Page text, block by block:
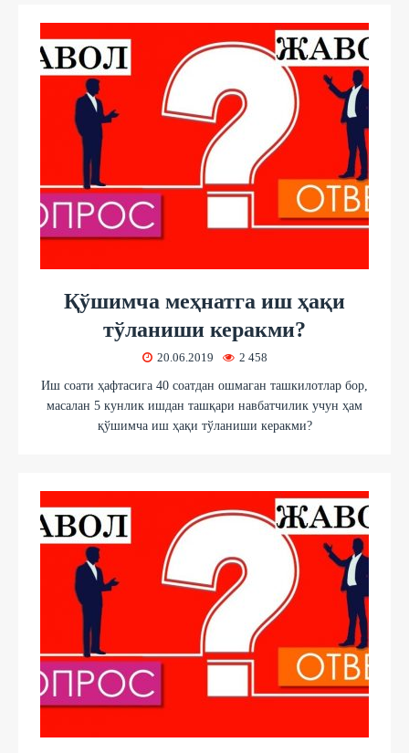
Қўшимча меҳнатга иш ҳақи
тўланиши керакми?
20.06.2019 2 458
Иш соати ҳафтасига 40 соатдан ошмаган ташкилотлар бор,
масалан 5 кунлик ишдан ташқари навбатчилик учун ҳам
қўшимча иш ҳақи тўланиши керакми?